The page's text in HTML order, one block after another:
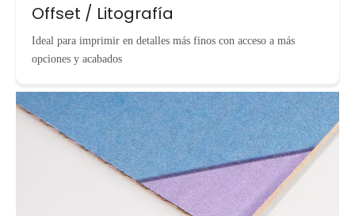
Offset / Litografía
Ideal para imprimir en detalles más finos con acceso a más
opciones y acabados